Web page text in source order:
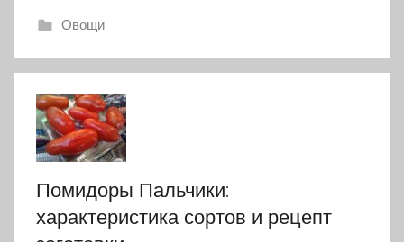
Овощи
Помидоры Пальчики:
характеристика сортов и рецепт